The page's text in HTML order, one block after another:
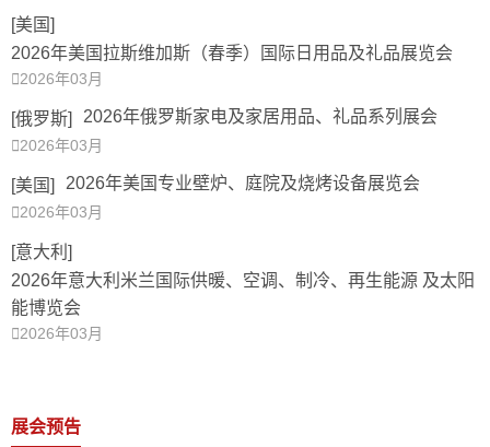
[美国]
2026年美国拉斯维加斯（春季）国际日用品及礼品展览会
2026年03月
[俄罗斯] 2026年俄罗斯家电及家居用品、礼品系列展会
2026年03月
[美国] 2026年美国专业壁炉、庭院及烧烤设备展览会
2026年03月
[意大利]
2026年意大利米兰国际供暖、空调、制冷、再生能源 及太阳
能博览会
2026年03月
展会预告